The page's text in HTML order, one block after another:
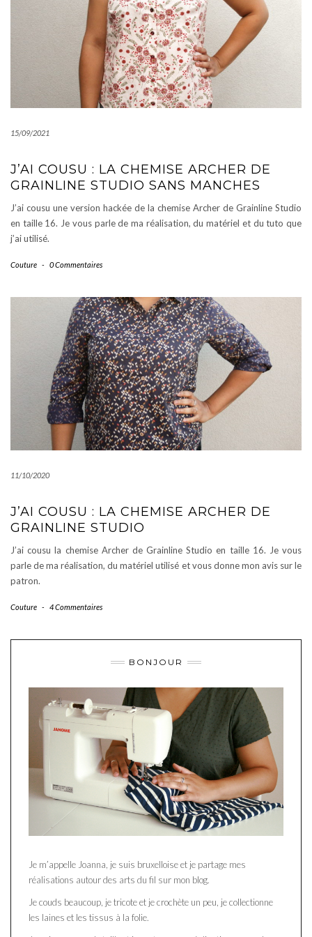
15/09/2021
J’AI COUSU : LA CHEMISE ARCHER DE
GRAINLINE STUDIO SANS MANCHES
J’ai cousu une version hackée de la chemise Archer de Grainline Studio
en taille 16. Je vous parle de ma réalisation, du matériel et du tuto que
j’ai utilisé.
Couture - 0 Commentaires
11/10/2020
J’AI COUSU : LA CHEMISE ARCHER DE
GRAINLINE STUDIO
J’ai cousu la chemise Archer de Grainline Studio en taille 16. Je vous
parle de ma réalisation, du matériel utilisé et vous donne mon avis sur le
patron.
Couture - 4 Commentaires
BONJOUR
Je m’appelle Joanna, je suis bruxelloise et je partage mes
réalisations autour des arts du fil sur mon blog.
Je couds beaucoup, je tricote et je crochète un peu, je collectionne
les laines et les tissus à la folie.